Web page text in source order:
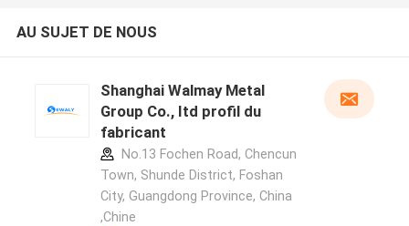
AU SUJET DE NOUS
Shanghai Walmay Metal
Group Co., Itd profil du
fabricant
No.13 Fochen Road, Chencun
Town, Shunde District, Foshan
City, Guangdong Province, China
,Chine